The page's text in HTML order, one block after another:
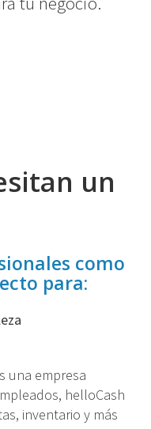
un
como
para:
una empresa
helloCash
inventario y más